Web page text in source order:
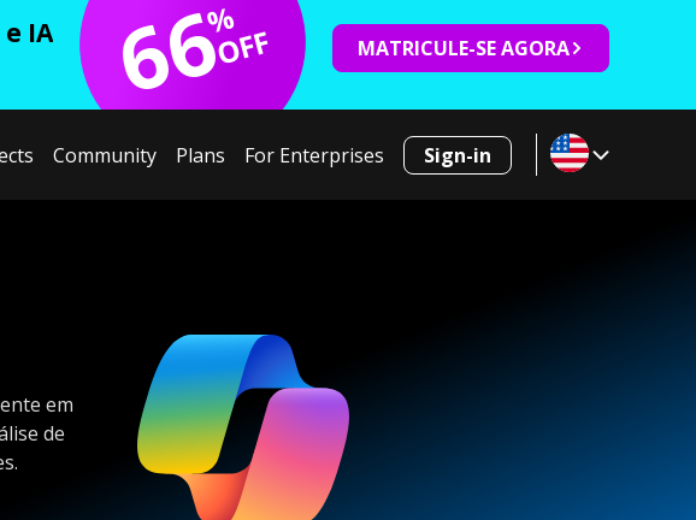
IA 66
%
OFF MATRICULE-SE AGORA
Community Plans For Enterprises Sign-in
em
de